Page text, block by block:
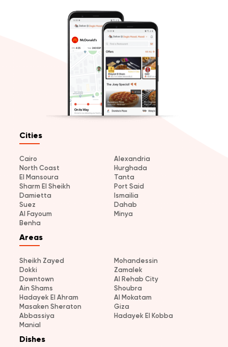
Cities
Cairo
Alexandria
North Coast
Hurghada
El Mansoura
Tanta
Sharm El Sheikh
Port Said
Damietta
Ismailia
Suez
Dahab
Al Fayoum
Minya
Benha
Areas
Sheikh Zayed
Mohandessin
Dokki
Zamalek
Downtown
Al Rehab City
Ain Shams
Shoubra
Hadayek El Ahram
Al Mokatam
Masaken Sheraton
Giza
Abbassiya
Hadayek El Kobba
Manial
Dishes